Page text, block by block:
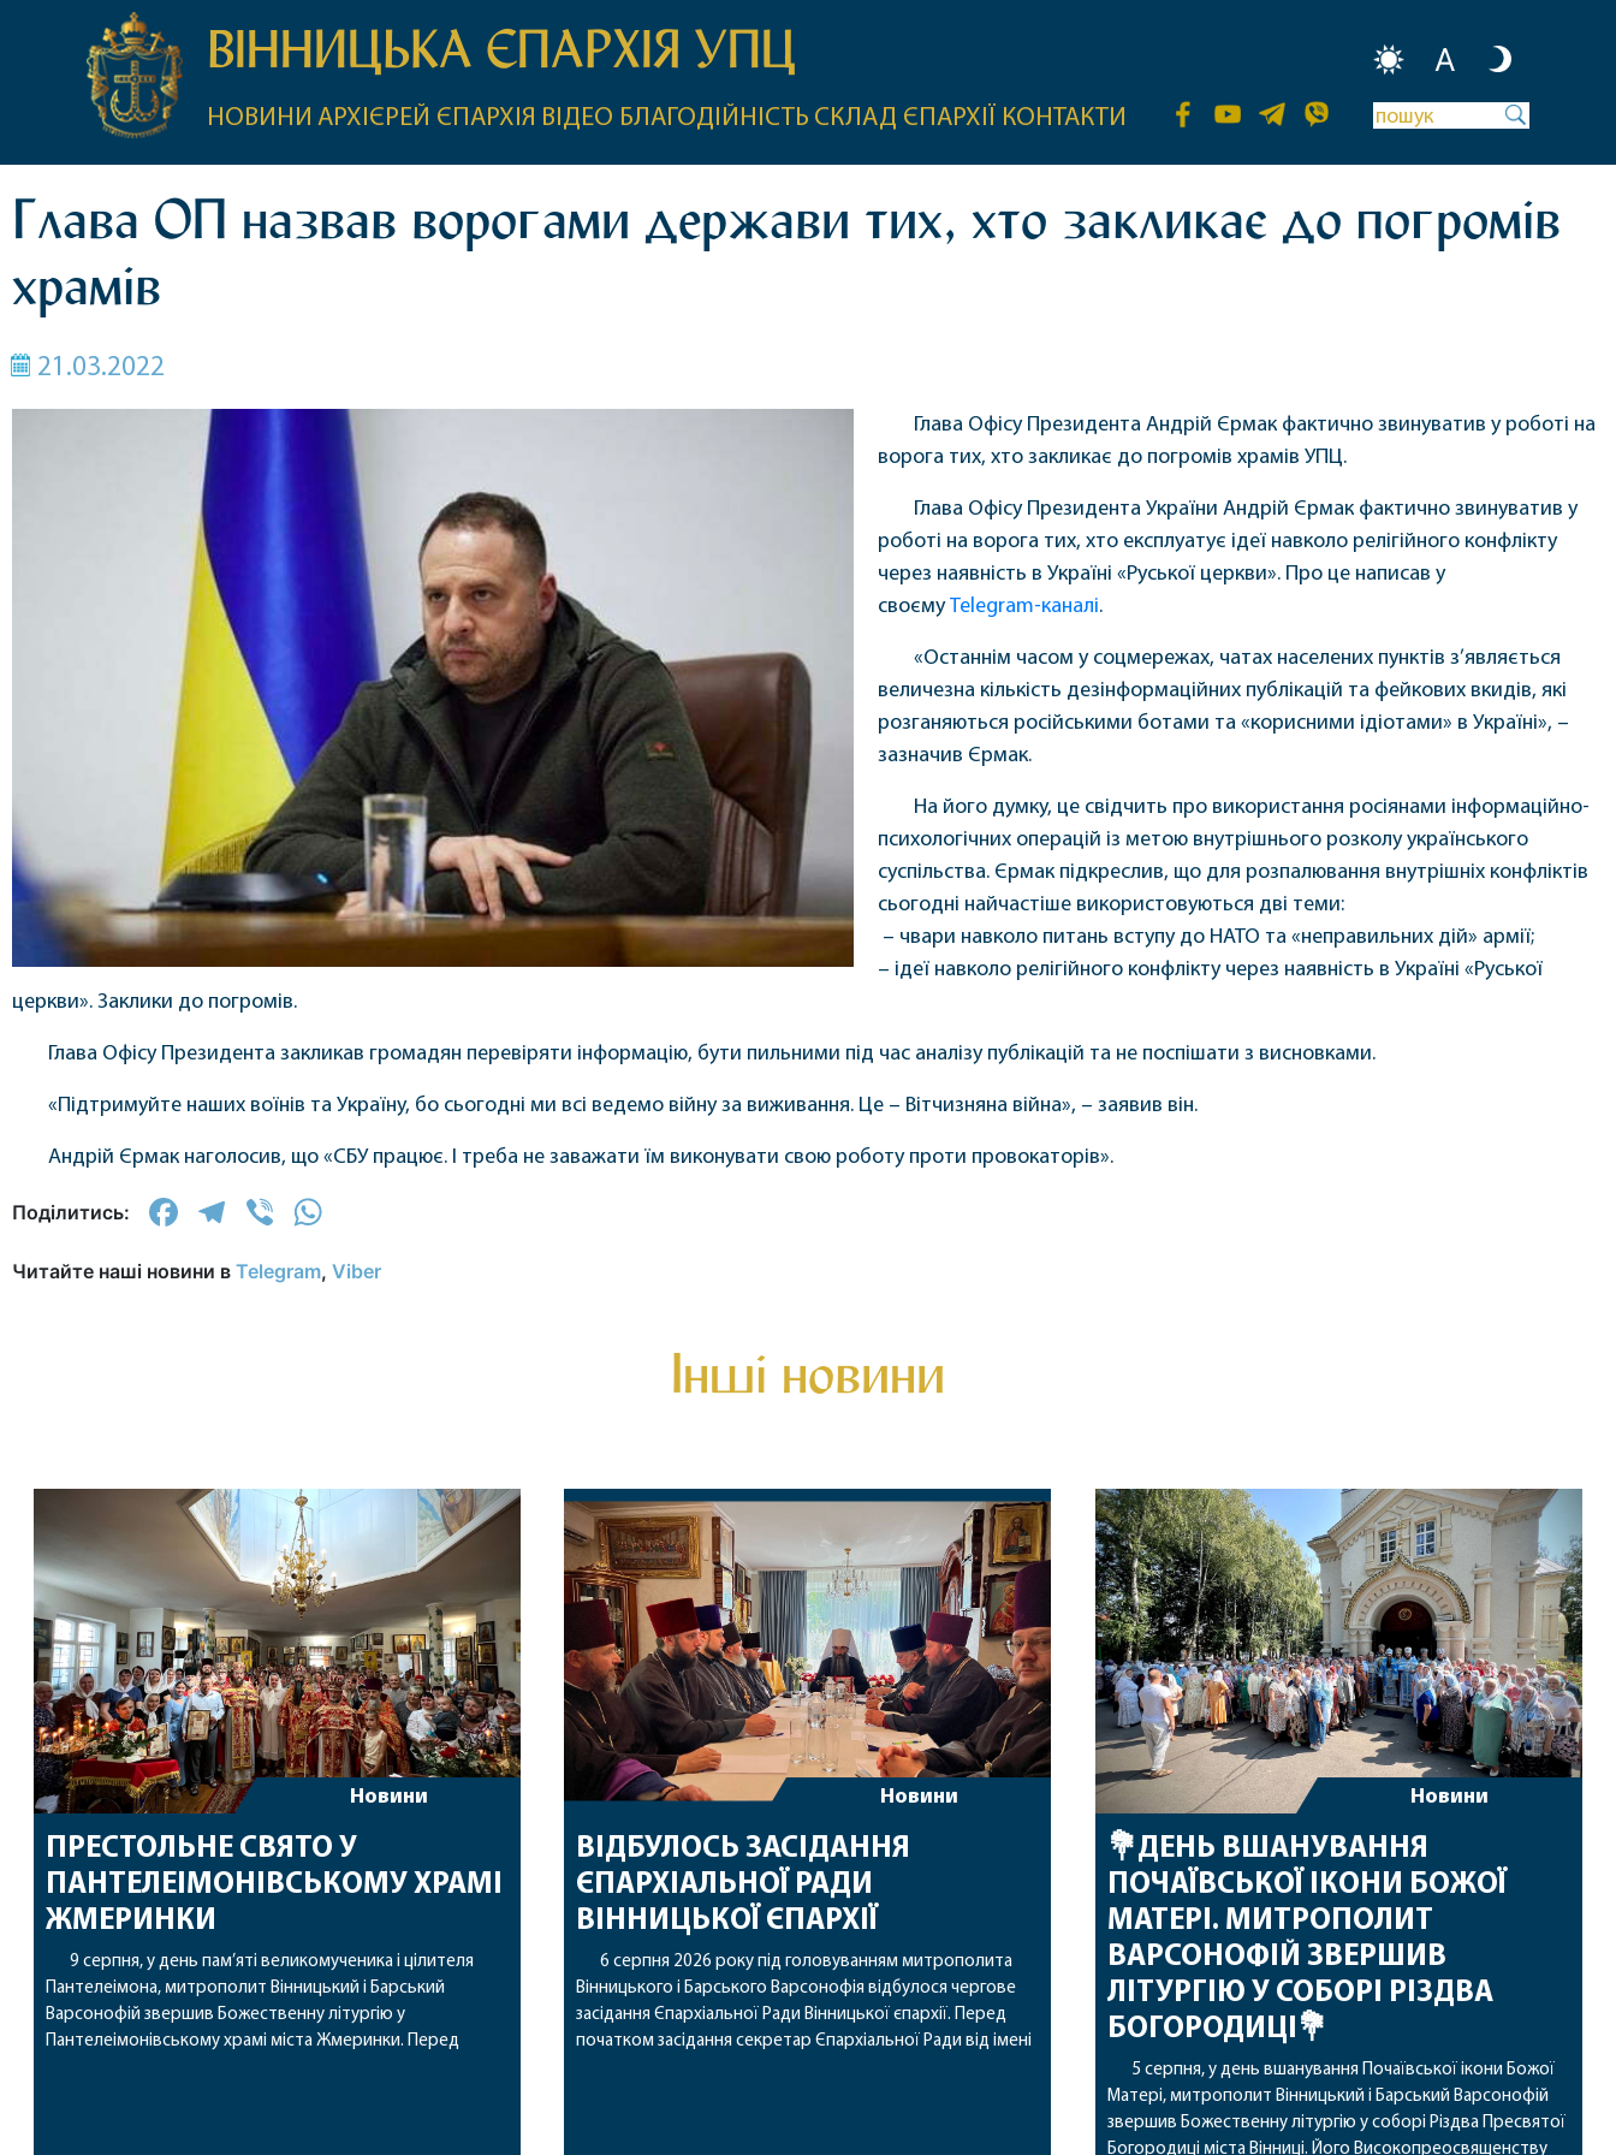
A
ВІННИЦЬКА ЄПАРХІЯ УПЦ
НОВИНИ АРХІЄРЕЙ ЄПАРХІЯ ВІДЕО БЛАГОДІЙНІСТЬ СКЛАД ЄПАРХІЇ КОНТАКТИ
Глава ОП назвав ворогами держави тих, хто закликає до погромів
храмів
21.03.2022
Глава Офісу Президента Андрій Єрмак фактично звинуватив у роботі на
ворога тих, хто закликає до погромів храмів УПЦ.
Глава Офісу Президента України Андрій Єрмак фактично звинуватив у
роботі на ворога тих, хто експлуатує ідеї навколо релігійного конфлікту
через наявність в Україні «Руської церкви». Про це написав у
своємуTelegram-каналі.
«Останнім часом у соцмережах, чатах населених пунктів з’являється
величезна кількість дезінформаційних публікацій та фейкових вкидів, які
розганяються російськими ботами та «корисними ідіотами» в Україні», –
зазначив Єрмак.
На його думку, це свідчить про використання росіянами інформаційно-
психологічних операцій із метою внутрішнього розколу українського
суспільства. Єрмак підкреслив, що для розпалювання внутрішніх конфліктів
сьогодні найчастіше використовуються дві теми:
– чвари навколо питань вступу до НАТО та «неправильних дій» армії;
– ідеї навколо релігійного конфлікту через наявність в Україні «Руської
церкви». Заклики до погромів.
Глава Офісу Президента закликав громадян перевіряти інформацію, бути пильними під час аналізу публікацій та не поспішати з висновками.
«Підтримуйте наших воїнів та Україну, бо сьогодні ми всі ведемо війну за виживання. Це – Вітчизняна війна», – заявив він.
Андрій Єрмак наголосив, що «СБУ працює. І треба не заважати їм виконувати свою роботу проти провокаторів».
Поділитись: Facebook
Telegram
Viber
Читайте наші новини в Telegram, Viber
Інші новини
Новини
ПРЕСТОЛЬНЕ СВЯТО У
ПАНТЕЛЕІМОНІВСЬКОМУ ХРАМІ
ЖМЕРИНКИ
9 серпня, у день пам’яті великомученика і цілителя
Пантелеімона, митрополит Вінницький і Барський
Варсонофій звершив Божественну літургію у
Пантелеімонівському храмі міста Жмеринки. Перед
Новини
ВІДБУЛОСЬ ЗАСІДАННЯ
ЄПАРХІАЛЬНОЇ РАДИ
ВІННИЦЬКОЇ ЄПАРХІЇ
6 серпня 2026 року під головуванням митрополита
Вінницького і Барського Варсонофія відбулося чергове
засідання Єпархіальної Ради Вінницької єпархії. Перед
початком засідання секретар Єпархіальної Ради від імені
Новини
💐ДЕНЬ ВШАНУВАННЯ
ПОЧАЇВСЬКОЇ ІКОНИ БОЖОЇ
МАТЕРІ. МИТРОПОЛИТ
ВАРСОНОФІЙ ЗВЕРШИВ
ЛІТУРГІЮ У СОБОРІ РІЗДВА
БОГОРОДИЦІ💐
5 серпня, у день вшанування Почаївської ікони Божої
Матері, митрополит Вінницький і Барський Варсонофій
звершив Божественну літургію у соборі Різдва Пресвятої
Богородиці міста Вінниці. Його Високопреосвященству